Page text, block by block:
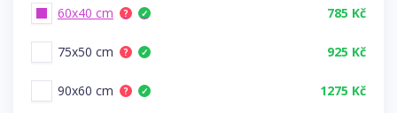
60x40 cm ? ✓ 785 Kč
75x50 cm ? ✓ 925 Kč
90x60 cm ? ✓ 1275 Kč